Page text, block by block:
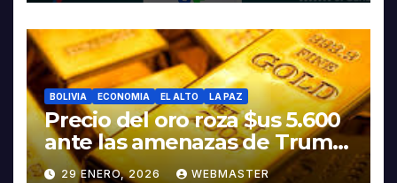
BOLIVIA ECONOMIA EL ALTO LA PAZ
Precio del oro roza $us 5.600
ante las amenazas de Trump
contra Irán
29 ENERO, 2026 WEBMASTER